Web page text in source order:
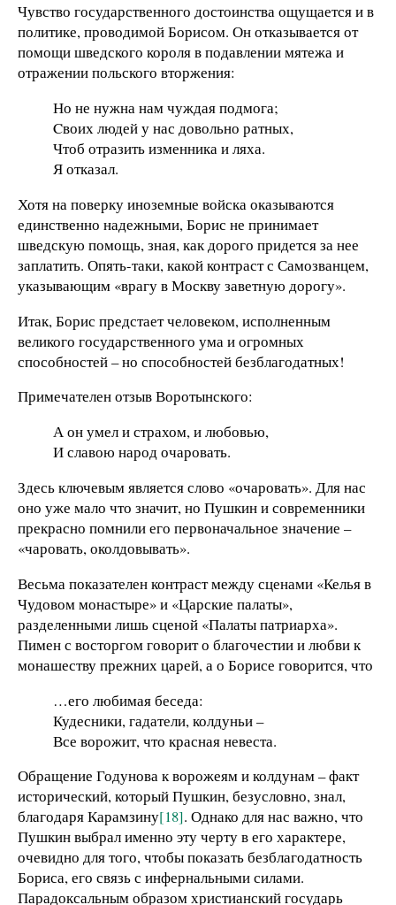
Чувство государственного достоинства ощущается и в
политике, проводимой Борисом. Он отказывается от
помощи шведского короля в подавлении мятежа и
отражении польского вторжения:
Но не нужна нам чуждая подмога;
Cвоих людей у нас довольно ратных,
Чтоб отразить изменника и ляха.
Я отказал.
Хотя на поверку иноземные войска оказываются
единственно надежными, Борис не принимает
шведскую помощь, зная, как дорого придется за нее
заплатить. Опять-таки, какой контраст с Самозванцем,
указывающим «врагу в Москву заветную дорогу».
Итак, Борис предстает человеком, исполненным
великого государственного ума и огромных
способностей – но способностей безблагодатных!
Примечателен отзыв Воротынского:
А он умел и страхом, и любовью,
И славою народ очаровать.
Здесь ключевым является слово «очаровать». Для нас
оно уже мало что значит, но Пушкин и современники
прекрасно помнили его первоначальное значение –
«чаровать, околдовывать».
Весьма показателен контраст между сценами «Келья в
Чудовом монастыре» и «Царские палаты»,
разделенными лишь сценой «Палаты патриарха».
Пимен с восторгом говорит о благочестии и любви к
монашеству прежних царей, а о Борисе говорится, что
…его любимая беседа:
Кудесники, гадатели, колдуньи –
Все ворожит, что красная невеста.
Обращение Годунова к ворожеям и колдунам – факт
исторический, который Пушкин, безусловно, знал,
благодаря Карамзину[18]. Однако для нас важно, что
Пушкин выбрал именно эту черту в его характере,
очевидно для того, чтобы показать безблагодатность
Бориса, его связь с инфернальными силами.
Парадоксальным образом христианский государь